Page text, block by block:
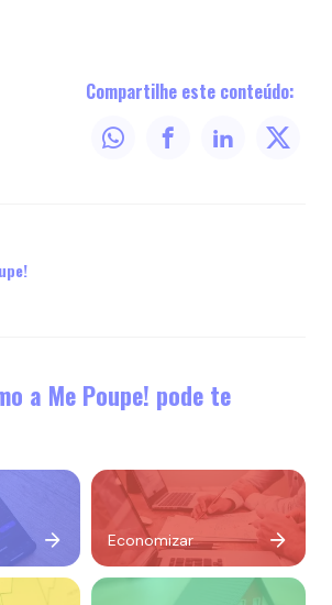
Compartilhe este conteúdo:
a Me Poupe! pode te
Economizar